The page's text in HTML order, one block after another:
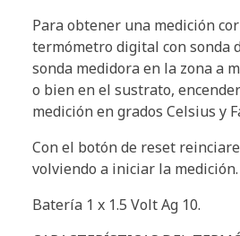
Para obtener una medición
termómetro digital con sonda
sonda medidora en la zona a
o bien en el sustrato,
medición en grados Celsius y
Con el botón de reset
volviendo a iniciar la medición.
Batería 1 x 1.5 Volt Ag 10.